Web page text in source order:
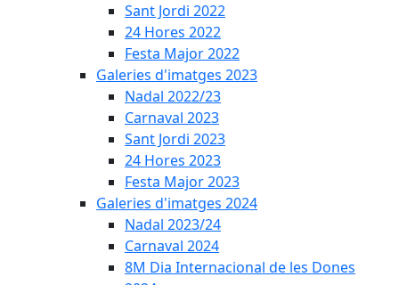
Sant Jordi 2022
24 Hores 2022
Festa Major 2022
Galeries d'imatges 2023
Nadal 2022/23
Carnaval 2023
Sant Jordi 2023
24 Hores 2023
Festa Major 2023
Galeries d'imatges 2024
Nadal 2023/24
Carnaval 2024
8M Dia Internacional de les Dones